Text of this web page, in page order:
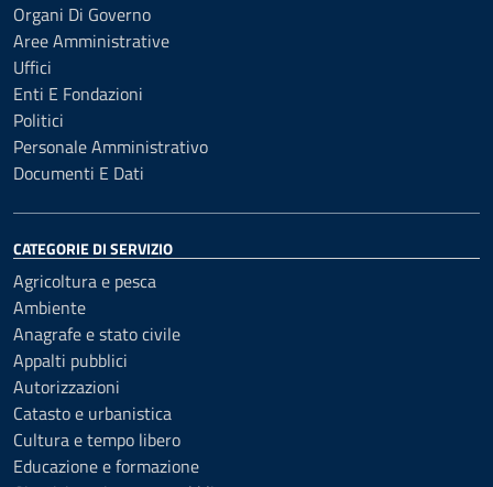
Organi Di Governo
Aree Amministrative
Uffici
Enti E Fondazioni
Politici
Personale Amministrativo
Documenti E Dati
CATEGORIE DI SERVIZIO
Agricoltura e pesca
Ambiente
Anagrafe e stato civile
Appalti pubblici
Autorizzazioni
Catasto e urbanistica
Cultura e tempo libero
Educazione e formazione